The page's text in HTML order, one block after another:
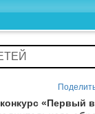
«Первый